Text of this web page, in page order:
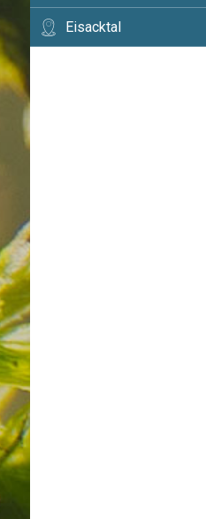
Eisacktal